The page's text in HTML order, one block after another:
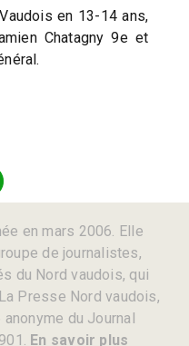
en 13-14 ans,
Chatagny 9e et
en mars 2006. Elle
de journalistes,
du Nord vaudois, qui
Presse Nord vaudois,
du Journal
En savoir plus